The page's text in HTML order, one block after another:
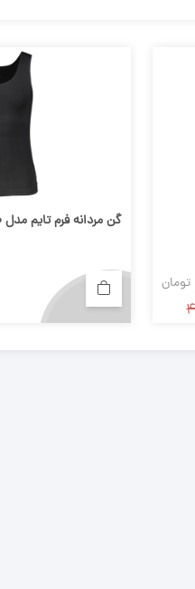
تومان
گن مردانه فرم تایم مدل ۶۲۰۰